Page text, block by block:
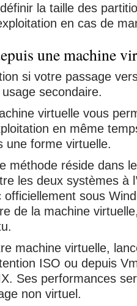
la taille des
en cas de
une machine
si votre passage
secondaire.
virtuelle vous
en même
une forme virtuelle.
méthode réside dans
les deux systèmes à
officiellement sous
de la machine
machine virtuelle,
ISO ou depuis
Ses performances
non virtuel.